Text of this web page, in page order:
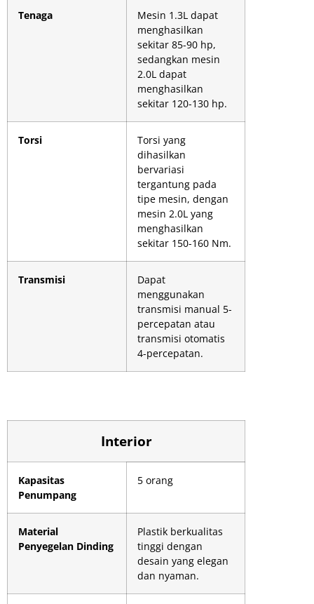
Tenaga
Mesin 1.3L dapat
menghasilkan
sekitar 85-90 hp,
sedangkan mesin
2.0L dapat
menghasilkan
sekitar 120-130 hp.
Torsi
Torsi yang
dihasilkan
bervariasi
tergantung pada
tipe mesin, dengan
mesin 2.0L yang
menghasilkan
sekitar 150-160 Nm.
Transmisi
Dapat
menggunakan
transmisi manual 5-
percepatan atau
transmisi otomatis
4-percepatan.
Interior
Kapasitas
Penumpang
5 orang
Material
Penyegelan Dinding
Plastik berkualitas
tinggi dengan
desain yang elegan
dan nyaman.